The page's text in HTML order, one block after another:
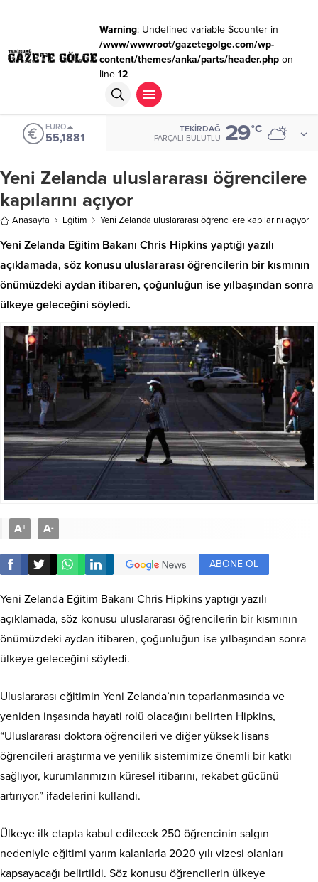
Warning: Undefined variable $counter in
/www/wwwroot/gazetegolge.com/wp-
content/themes/anka/parts/header.phpon
line 12
EURO
55,1881
TEKIRDAĞ
PARÇALI BULUTLU 29°C
Yeni Zelanda uluslararası öğrencilere
kapılarını açıyor
Anasayfa Eğitim Yeni Zelanda uluslararası öğrencilere kapılarını açıyor
Yeni Zelanda Eğitim Bakanı Chris Hipkins yaptığı yazılı
açıklamada, söz konusu uluslararası öğrencilerin bir kısmının
önümüzdeki aydan itibaren, çoğunluğun ise yılbaşından sonra
ülkeye geleceğini söyledi.
A+ A-
ABONE OL
Yeni Zelanda Eğitim Bakanı Chris Hipkins yaptığı yazılı
açıklamada, söz konusu uluslararası öğrencilerin bir kısmının
önümüzdeki aydan itibaren, çoğunluğun ise yılbaşından sonra
ülkeye geleceğini söyledi.
Uluslararası eğitimin Yeni Zelanda’nın toparlanmasında ve
yeniden inşasında hayati rolü olacağını belirten Hipkins,
“Uluslararası doktora öğrencileri ve diğer yüksek lisans
öğrencileri araştırma ve yenilik sistemimize önemli bir katkı
sağlıyor, kurumlarımızın küresel itibarını, rekabet gücünü
artırıyor.” ifadelerini kullandı.
Ülkeye ilk etapta kabul edilecek 250 öğrencinin salgın
nedeniyle eğitimi yarım kalanlarla 2020 yılı vizesi olanları
kapsayacağı belirtildi. Söz konusu öğrencilerin ülkeye